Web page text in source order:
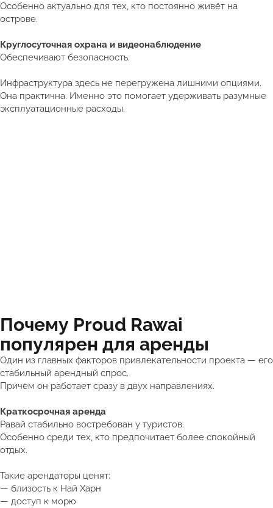
Особенно актуально для тех, кто постоянно живёт на
острове.
Круглосуточная охрана и видеонаблюдение
Обеспечивают безопасность.
Инфраструктура здесь не перегружена лишними опциями.
Она практична. Именно это помогает удерживать разумные
эксплуатационные расходы.
Почему Proud Rawai
популярен для аренды
Один из главных факторов привлекательности проекта — его
стабильный арендный спрос.
Причём он работает сразу в двух направлениях.
Краткосрочная аренда
Равай стабильно востребован у туристов.
Особенно среди тех, кто предпочитает более спокойный
отдых.
Такие арендаторы ценят:
— близость к Най Харн
— доступ к морю